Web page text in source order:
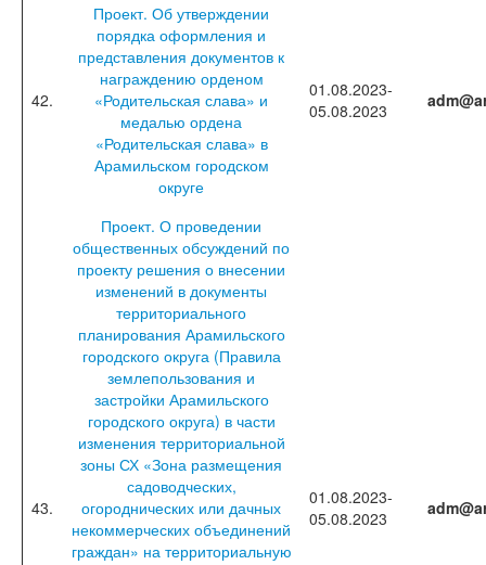
42.
Проект. Об утверждении
порядка оформления и
представления документов к
награждению орденом
«Родительская слава» и
медалью ордена
«Родительская слава» в
Арамильском городском
округе
01.08.2023-
05.08.2023
43.
Проект. О проведении
общественных обсуждений по
проекту решения о внесении
изменений в документы
территориального
планирования Арамильского
городского округа (Правила
землепользования и
застройки Арамильского
городского округа) в части
изменения территориальной
зоны СХ «Зона размещения
садоводческих,
огороднических или дачных
некоммерческих объединений
граждан» на территориальную
01.08.2023-
05.08.2023